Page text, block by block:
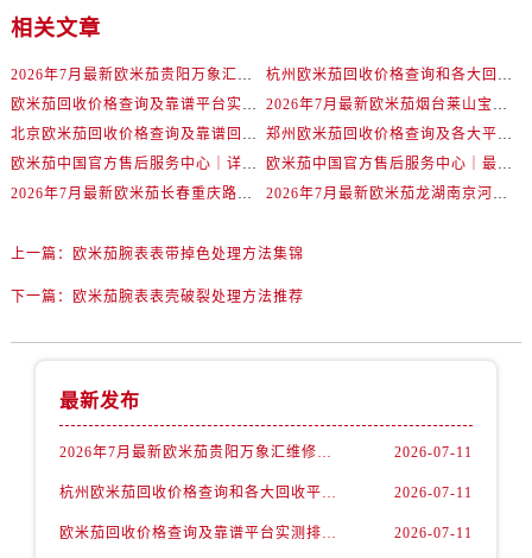
辽宁省阜新市海州区解放大街欧米茄售后服务中心（需提前预约）
辽宁省辽阳市白塔区新运大街欧米茄售后服务中心（需提前预约）
相关文章
2026年7月最新欧米茄贵阳万象汇维修保养服务电话
杭州欧米茄回收价格查询和各大回收平台实测排行（2026年7月最新数据）
欧米茄回收价格查询及靠谱平台实测排行(2026年7月最新)
2026年7月最新欧米茄烟台莱山宝龙广场维修保养服务电话
北京欧米茄回收价格查询及靠谱回收平台实测排行（2026年7月最新数据）
郑州欧米茄回收价格查询及各大平台实测排行(2026年7月最新数据)
欧米茄中国官方售后服务中心｜详细地址与售后电话权威信息通知（2026年7月最新）
欧米茄中国官方售后服务中心｜最新维修地址及官方电话权威信息通告（2026年7月最新）
2026年7月最新欧米茄长春重庆路万达广场维修保养服务电话
2026年7月最新欧米茄龙湖南京河西天街维修保养服务电话
上一篇： 欧米茄腕表表带掉色处理方法集锦
下一篇： 欧米茄腕表表壳破裂处理方法推荐
最新发布
2026年7月最新欧米茄贵阳万象汇维修保养服务电话 2026-07-11
杭州欧米茄回收价格查询和各大回收平台实测排行（2026年7月最新数据） 2026-07-11
欧米茄回收价格查询及靠谱平台实测排行(2026年7月最新) 2026-07-11